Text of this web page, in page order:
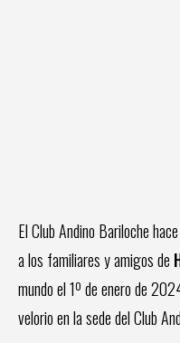
El Club Andino Bariloche
a los familiares y amigos de
mundo el 1º de enero de
velorio en la sede del Club